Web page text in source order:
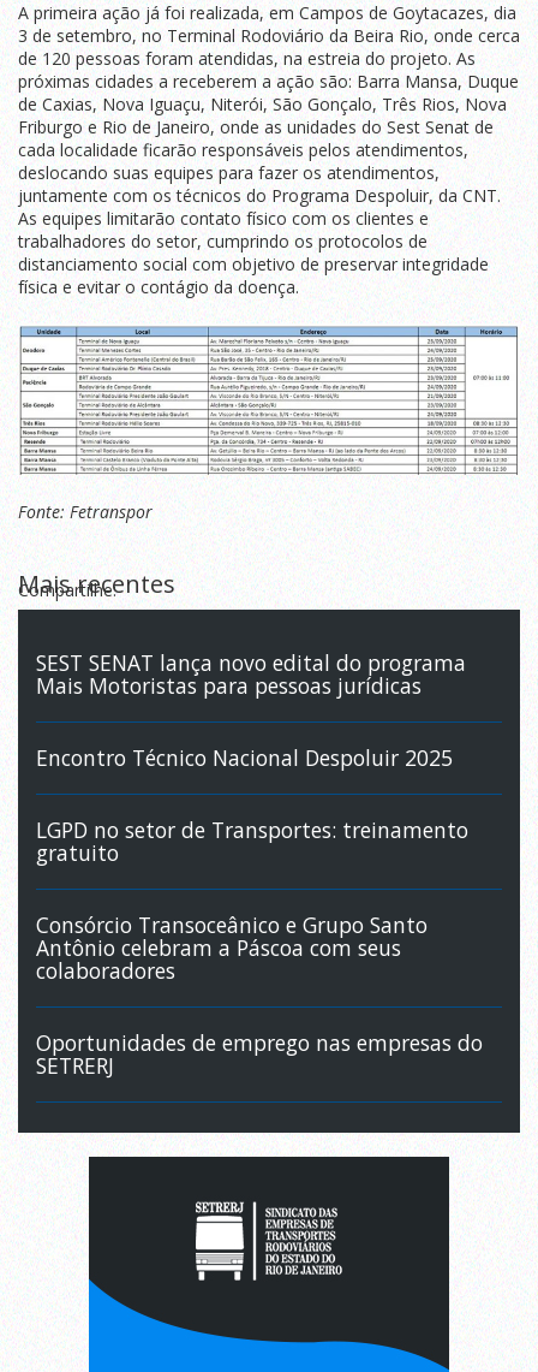
A primeira ação já foi realizada, em Campos de Goytacazes, dia
3 de setembro, no Terminal Rodoviário da Beira Rio, onde cerca
de 120 pessoas foram atendidas, na estreia do projeto. As
próximas cidades a receberem a ação são: Barra Mansa, Duque
de Caxias, Nova Iguaçu, Niterói, São Gonçalo, Três Rios, Nova
Friburgo e Rio de Janeiro, onde as unidades do Sest Senat de
cada localidade ficarão responsáveis pelos atendimentos,
deslocando suas equipes para fazer os atendimentos,
juntamente com os técnicos do Programa Despoluir, da CNT.
As equipes limitarão contato físico com os clientes e
trabalhadores do setor, cumprindo os protocolos de
distanciamento social com objetivo de preservar integridade
física e evitar o contágio da doença.
Fonte: Fetranspor
Compartilhe:
Mais recentes
SEST SENAT lança novo edital do programa
Mais Motoristas para pessoas jurídicas
Encontro Técnico Nacional Despoluir 2025
LGPD no setor de Transportes: treinamento
gratuito
Consórcio Transoceânico e Grupo Santo
Antônio celebram a Páscoa com seus
colaboradores
Oportunidades de emprego nas empresas do
SETRERJ